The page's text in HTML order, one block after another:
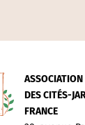
DES CITÉS-
FRANCE